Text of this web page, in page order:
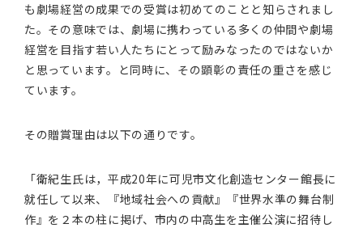
も劇場経営の成果での受賞は初めてのことと知らされまし
た。その意味では、劇場に携わっている多くの仲間や劇場
経営を目指す若い人たちにとって励みなったのではないか
と思っています。と同時に、その顕彰の責任の重さを感じ
ています。
その贈賞理由は以下の通りです。
「衛紀生氏は，平成20年に可児市文化創造センター館長に
就任して以来、『地域社会への貢献』『世界水準の舞台制
作』を２本の柱に掲げ、市内の中高生を主催公演に招待し